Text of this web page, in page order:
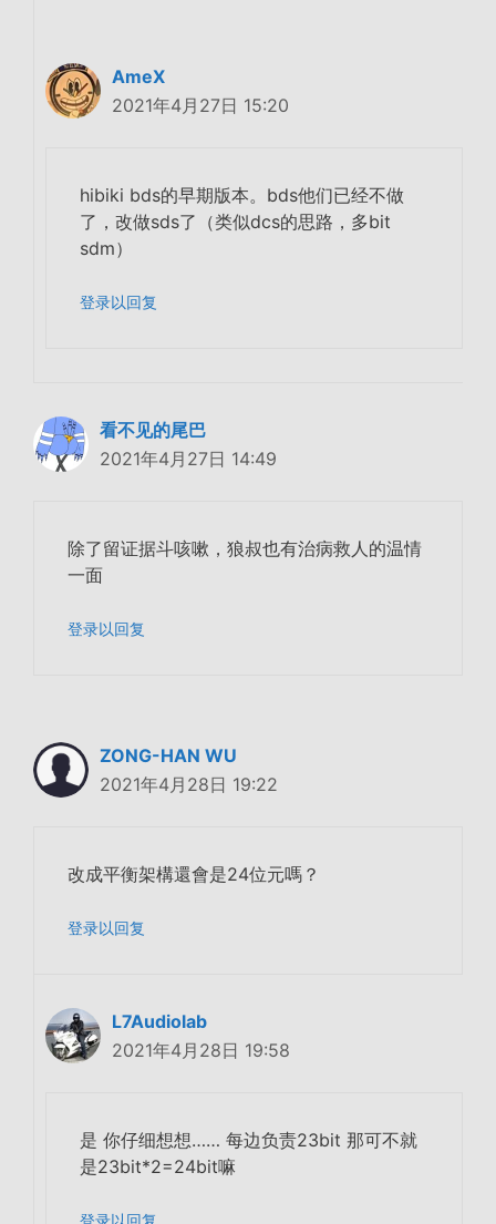
AmeX
2021年4月27日 15:20
hibiki bds的早期版本。bds他们已经不做
了，改做sds了（类似dcs的思路，多bit
sdm）
登录以回复
看不见的尾巴
2021年4月27日 14:49
除了留证据斗咳嗽，狼叔也有治病救人的温情
一面
登录以回复
ZONG-HAN WU
2021年4月28日 19:22
改成平衡架構還會是24位元嗎？
登录以回复
L7Audiolab
2021年4月28日 19:58
是 你仔细想想…… 每边负责23bit 那可不就
是23bit*2=24bit嘛